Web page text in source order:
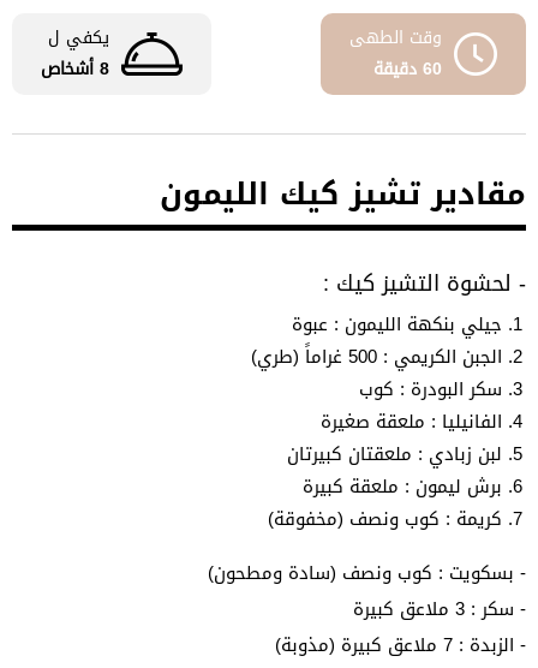
وقت الطهى
60 دقيقة
يكفي ل
8 أشخاص
مقادير تشيز كيك الليمون
- لحشوة التشيز كيك :
جيلي بنكهة الليمون : عبوة
الجبن الكريمي : 500 غراماً (طري)
سكر البودرة : كوب
الفانيليا : ملعقة صغيرة
لبن زبادي : ملعقتان كبيرتان
برش ليمون : ملعقة كبيرة
كريمة : كوب ونصف (مخفوقة)
- بسكويت : كوب ونصف (سادة ومطحون)
- سكر : 3 ملاعق كبيرة
- الزبدة : 7 ملاعق كبيرة (مذوبة)